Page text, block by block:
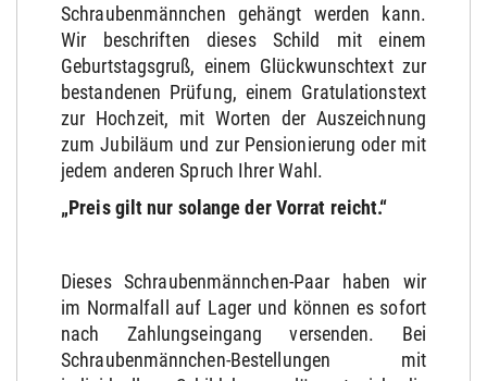
Schraubenmännchen gehängt werden kann.
Wir beschriften dieses Schild mit einem
Geburtstagsgruß, einem Glückwunschtext zur
bestandenen Prüfung, einem Gratulationstext
zur Hochzeit, mit Worten der Auszeichnung
zum Jubiläum und zur Pensionierung oder mit
jedem anderen Spruch Ihrer Wahl.
„Preis gilt nur solange der Vorrat reicht.“
Dieses Schraubenmännchen-Paar haben wir
im Normalfall auf Lager und können es sofort
nach Zahlungseingang versenden. Bei
Schraubenmännchen-Bestellungen mit